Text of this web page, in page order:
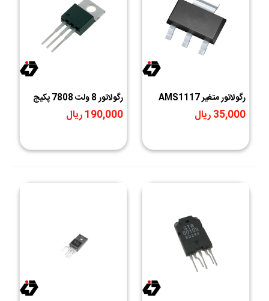
رگولاتور متغیر AMS1117
ADJ پکیج SOT-223
35,000 ریال
رگولاتور 8 ولت 7808 پکیج
TO-220
190,000 ریال